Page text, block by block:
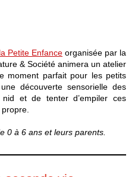
Petite Enfance organisée par la
& Société animera un atelier
moment parfait pour les petits
découverte sensorielle des
et de tenter d’empiler ces
0 à 6 ans et leurs parents.